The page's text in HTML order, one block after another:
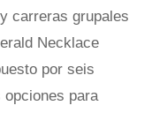
carreras grupales
Necklace
por seis
opciones para